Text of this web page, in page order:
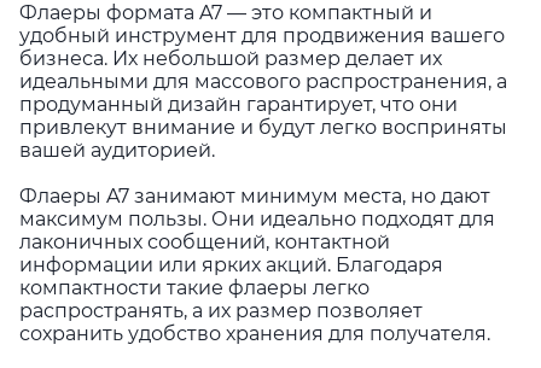
Флаеры формата A7 — это компактный и
удобный инструмент для продвижения вашего
бизнеса. Их небольшой размер делает их
идеальными для массового распространения, а
продуманный дизайн гарантирует, что они
привлекут внимание и будут легко восприняты
вашей аудиторией.
Флаеры A7 занимают минимум места, но дают
максимум пользы. Они идеально подходят для
лаконичных сообщений, контактной
информации или ярких акций. Благодаря
компактности такие флаеры легко
распространять, а их размер позволяет
сохранить удобство хранения для получателя.